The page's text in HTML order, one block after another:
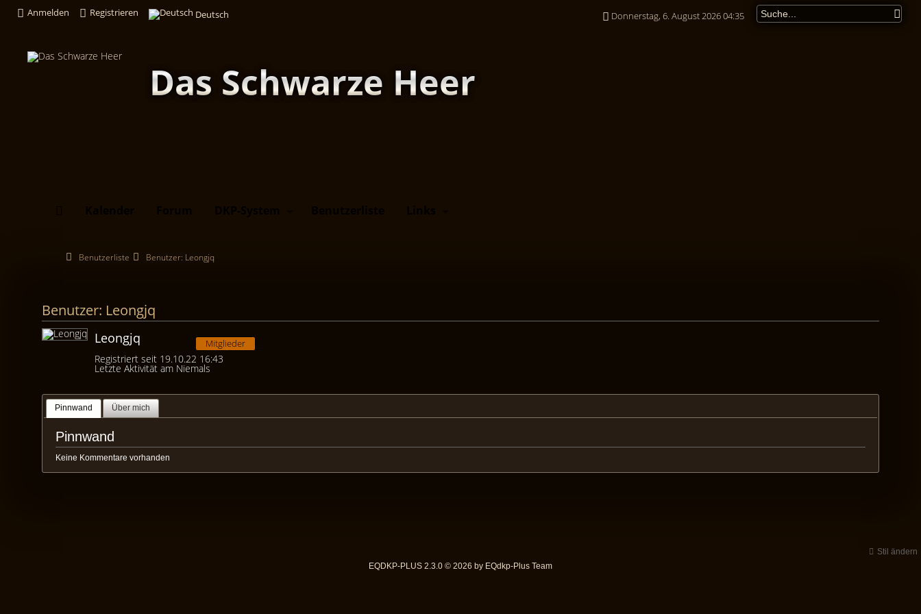
Anmelden Registrieren Deutsch Donnerstag, 6. August 2026 04:35
Das Schwarze Heer
Benutzerliste Benutzer: Leongjq
Benutzer: Leongjq
Leongjq Mitglieder
Registriert seit 19.10.22 16:43
Letzte Aktivität am Niemals
Pinnwand Über mich
Pinnwand
Keine Kommentare vorhanden
Stil ändern
EQDKP-PLUS 2.3.0 © 2026 by EQdkp-Plus Team